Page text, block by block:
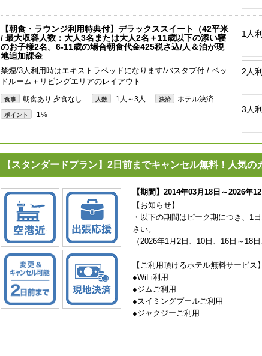
【朝食・ラウンジ利用特典付】デラックススイート（42平米
/ 最大収容人数：大人3名または大人2名＋11歳以下の添い寝
のお子様2名。6-11歳の場合朝食代金425税さ込/人＆泊が現
地追加課金
禁煙/3人利用時はエキストラベッドになります/バスタブ付 / ベッ
ドルーム＋リビングエリアのレイアウト
食事 朝食あり 夕食なし 人数 1人～3人 決済 ホテル決済
ポイント 1%
1人
2人
3人
【スタンダードプラン】2日前までキャンセル無料！人気の
【期間】2014年03月18日～2026年
【お知らせ】
・以下の期間はピーク期につき、1
さい。
（2026年1月2日、10日、16日～18
【ご利用頂けるホテル無料サービス】
●WiFi利用
●ジムご利用
●スイミングプールご利用
●ジャクジーご利用